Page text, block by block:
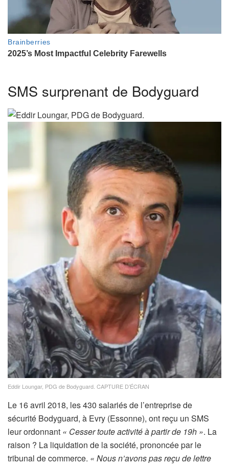
SMS surprenant de Bodyguard
Eddir Loungar, PDG de Bodyguard. CAPTURE D’ÉCRAN
Le 16 avril 2018, les 430 salariés de l’entreprise de
sécurité Bodyguard, à Evry (Essonne), ont reçu un SMS
leur ordonnant « Cesser toute activité à partir de 19h ». La
raison ? La liquidation de la société, prononcée par le
tribunal de commerce. « Nous n’avons pas reçu de lettre